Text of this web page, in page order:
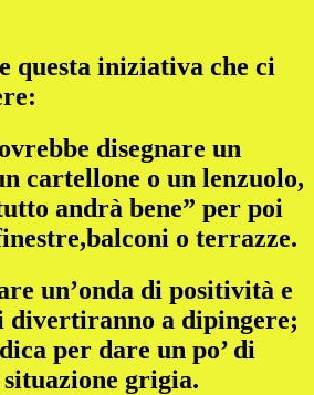
questa iniziativa che ci
disegnare un
cartellone o un lenzuolo,
andrà bene” per poi
o terrazze.
un’onda di positività e
divertiranno a dipingere;
per dare un po’ di
grigia.